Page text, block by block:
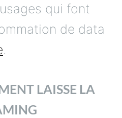
qui font
de data
.
LAISSE LA